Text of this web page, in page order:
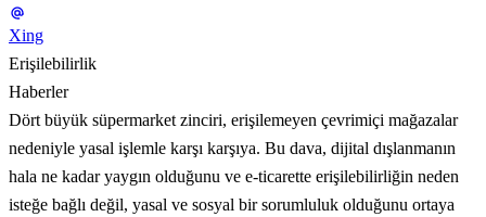
Xing
Erişilebilirlik
Haberler
Dört büyük süpermarket zinciri, erişilemeyen çevrimiçi mağazalar
nedeniyle yasal işlemle karşı karşıya. Bu dava, dijital dışlanmanın
hala ne kadar yaygın olduğunu ve e-ticarette erişilebilirliğin neden
isteğe bağlı değil, yasal ve sosyal bir sorumluluk olduğunu ortaya